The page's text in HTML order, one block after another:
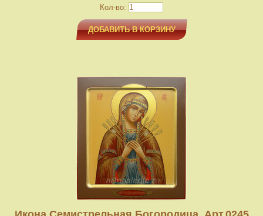
Кол-во:
ДОБАВИТЬ В КОРЗИНУ